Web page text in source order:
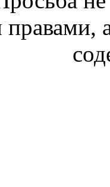
правами,